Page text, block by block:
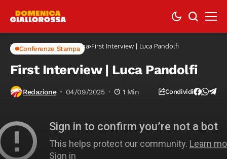
Home Conferenze Stampa First Interview | Luca Pandolfi
Conferenze Stampa
First Interview | Luca Pandolfi
Redazione 04/09/2025 1 Min Condividi